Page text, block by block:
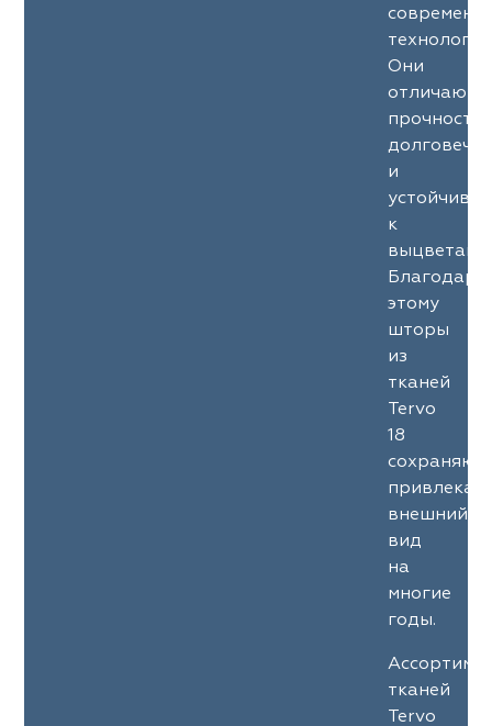
Они
и
к
Благодаря
этому
шторы
из
тканей
Tervo
18
сохраняют
внешний
вид
на
многие
годы.
тканей
Tervo